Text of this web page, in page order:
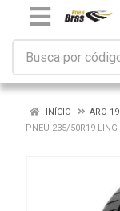
INÍCIO ARO
PNEU 235/50R19 LING